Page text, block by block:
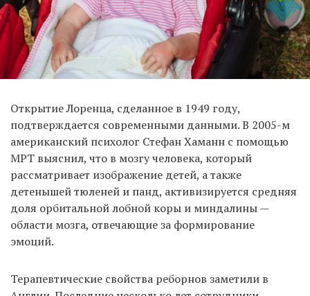
Открытие Лоренца, сделанное в 1949 году,
подтверждается современными данными. В 2005-м
американский психолог Стефан Хаманн с помощью
МРТ выяснил, что в мозгу человека, который
рассматривает изображение детей, а также
детенышей тюленей и панд, активизируется средняя
доля орбитальной лобной коры и миндалины —
области мозга, отвечающие за формирование
эмоций.
Терапевтические свойства реборнов заметили в